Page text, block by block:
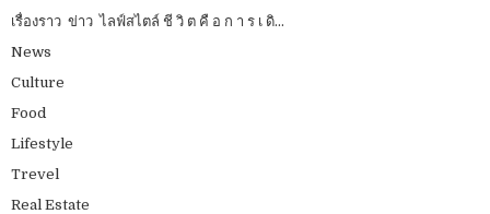
เรื่องราว ข่าว ไลฟ์สไตล์ ชี วิ ต คื อ ก า ร เ ดิ...
News
Culture
Food
Lifestyle
Trevel
Real Estate